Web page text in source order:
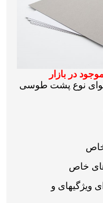
در بازار
مقوای نوع پشت طوسی
خاص
ویژگیهای و